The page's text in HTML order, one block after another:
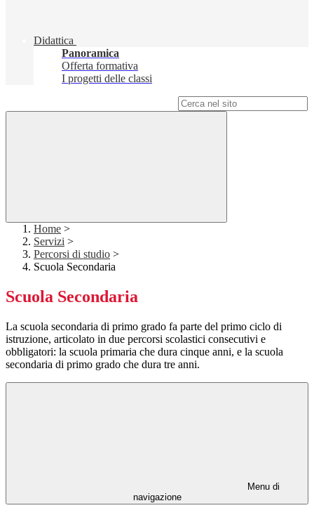
Didattica
Panoramica
Offerta formativa
I progetti delle classi
Home >
Servizi >
Percorsi di studio >
Scuola Secondaria
Scuola Secondaria
La scuola secondaria di primo grado fa parte del primo ciclo di
istruzione, articolato in due percorsi scolastici consecutivi e
obbligatori: la scuola primaria che dura cinque anni, e la scuola
secondaria di primo grado che dura tre anni.
Menu di
navigazione